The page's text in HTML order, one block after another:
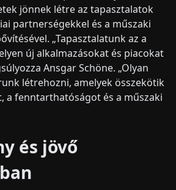
jönnek létre az tapasztalatok
partnerségekkel és a műszaki
„Tapasztalatunk az a
új alkalmazásokat és piacokat
Ansgar Schöne. „Olyan
létrehozni, amelyek összekötik
a fenntarthatóságot és a műszaki
és jövő